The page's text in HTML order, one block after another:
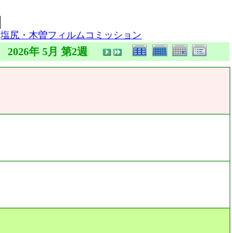
塩尻・木曽フィルムコミッション
2026年 5月 第2週